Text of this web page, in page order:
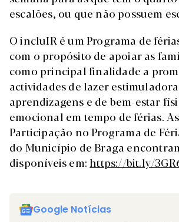
escalões, ou que não possuem
O incluIR é um Programa de
com o propósito de apoiar as
como principal finalidade a
actividades de lazer
aprendizagens e de bem-estar
emocional em tempo de férias.
Participação no Programa de
do Município de Braga
disponíveis em: https://bit.ly/
Google Notícias